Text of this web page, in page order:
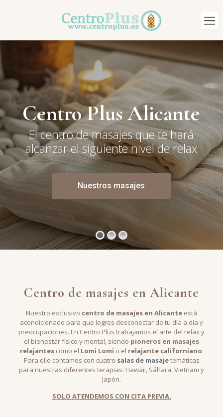
Centro Plus Alicante
El centro de masajes que te hará
alcanzar el siguiente nivel de relax
Nuestros masajes
Centro de masajes en Alicante
Nuestro exclusivo centro de masajes en Alicante está
acondicionado para que logres desconectar de tu día a día y
preocupaciones. En Centro Plus trabajamos el arte del relax y
el bienestar físico y mental, siendo pioneros en masajes
relajantescomo el Lomi Lomi o el relajante californiano.
Para ello contamos con cuatro salas de masajetemáticas
para nuestras diferentes terapias: Hawaii, Sáhara, Vietnam y
Japón.
SOLO ATENDEMOS CON CITA PREVIA.